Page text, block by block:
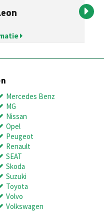
Mercedes Benz
MG
Nissan
Opel
Peugeot
Renault
SEAT
Skoda
Suzuki
Toyota
Volvo
Volkswagen